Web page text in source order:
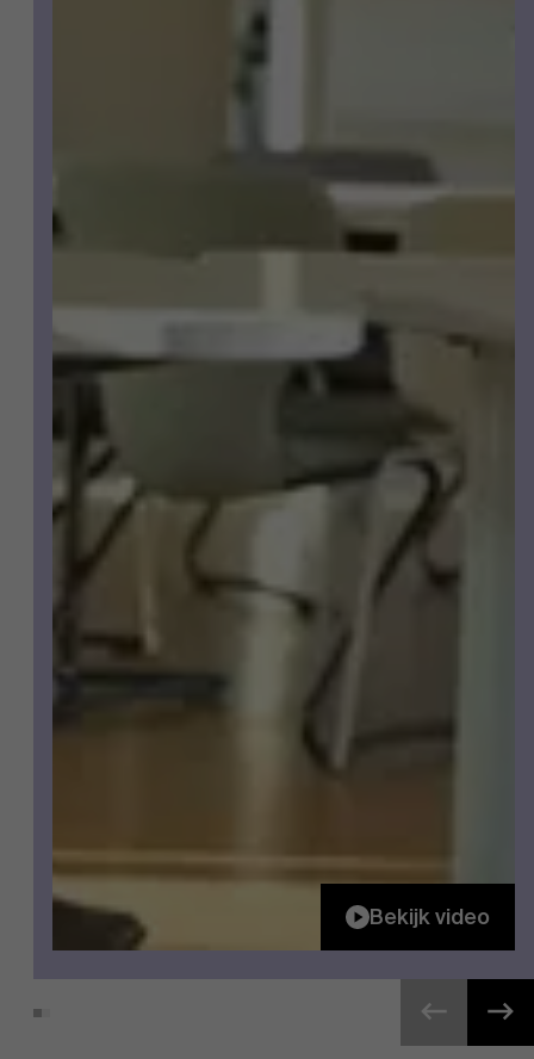
Bekijk video